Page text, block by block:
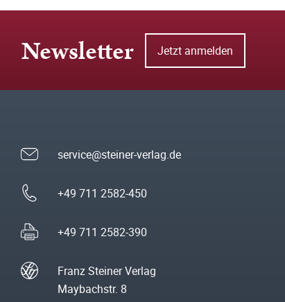
Newsletter Jetzt anmelden
service@steiner-verlag.de
+49 711 2582-450
+49 711 2582-390
Franz Steiner Verlag
Maybachstr. 8